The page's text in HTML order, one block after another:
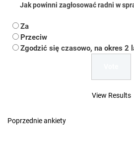
Jak powinni zagłosować radni w
Za
Przeciw
Zgodzić się czasowo, na okres 2
View Results
Poprzednie ankiety